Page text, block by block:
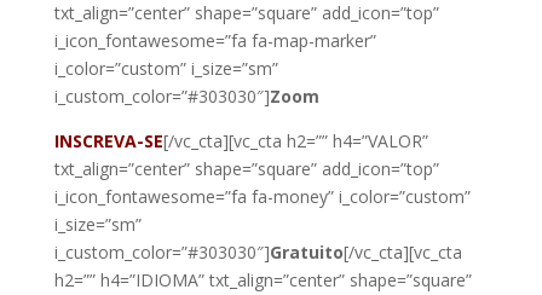
txt_align=”center” shape=”square” add_icon=”top”
i_icon_fontawesome=”fa fa-map-marker”
i_color=”custom” i_size=”sm”
i_custom_color=”#303030″]Zoom
INSCREVA-SE[/vc_cta][vc_cta h2=”” h4=”VALOR”
txt_align=”center” shape=”square” add_icon=”top”
i_icon_fontawesome=”fa fa-money” i_color=”custom”
i_size=”sm”
i_custom_color=”#303030″]Gratuito[/vc_cta][vc_cta
h2=”” h4=”IDIOMA” txt_align=”center” shape=”square”